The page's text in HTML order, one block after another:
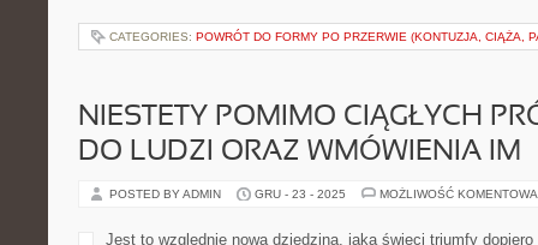
CATEGORIES: POWRÓT DO FORMY PO PRZERWIE (KONTUZJA, CIĄŻA,
NIESTETY POMIMO CIĄGŁYCH
DO LUDZI ORAZ WMÓWIENIA IM
POSTED BY ADMIN GRU - 23 - 2025 MOŻLIWOŚĆ
Jest to względnie nowa dziedzina, jaka świeci triumfy